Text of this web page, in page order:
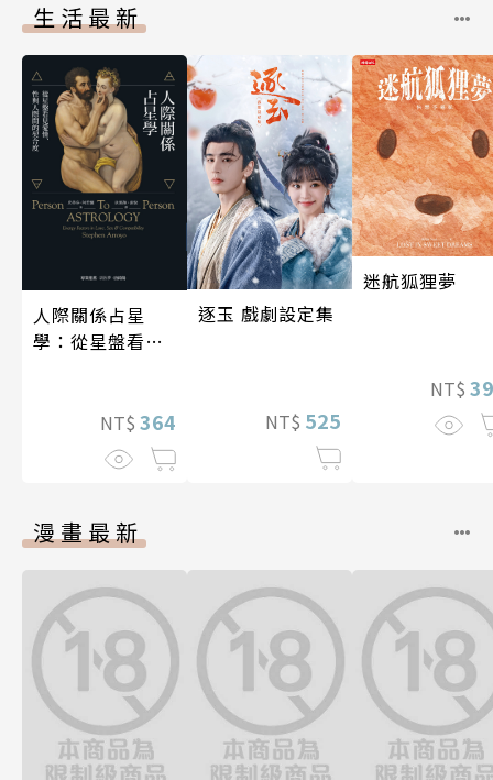
生活最新
人際關係占星
學：從星盤看見
NT$ 364
逐玉 戲劇設定集
NT$ 525
迷航狐狸夢
NT$
漫畫最新